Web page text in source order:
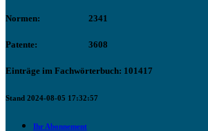
Normen: 2341
Patente: 3608
Einträge im Fachwörterbuch: 101417
Stand 2024-08-05 17:32:57
Ihr Abonnement